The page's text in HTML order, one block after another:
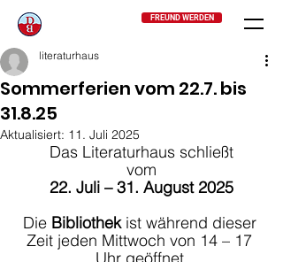
FREUND WERDEN
Sommerferien vom 22.7. bis
31.8.25
literaturhaus
Aktualisiert: 11. Juli 2025
Das Literaturhaus schließt
vom
22. Juli – 31. August 2025
Die Bibliothek ist während dieser
Zeit jeden Mittwoch von 14 – 17